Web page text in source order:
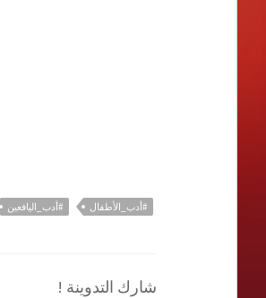
#أدب_الأطفال #أدب_اليافعين
شارك التدوينة !